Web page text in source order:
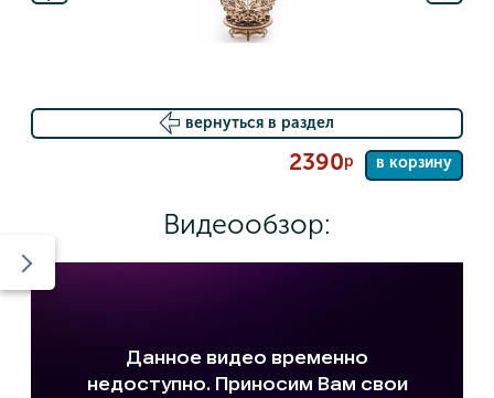
вернуться в раздел
2390р в корзину
Видеообзор: